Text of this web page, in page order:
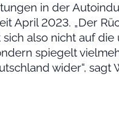
in der
April 2023. „Der
also nicht auf
spiegelt
wider“, sagt